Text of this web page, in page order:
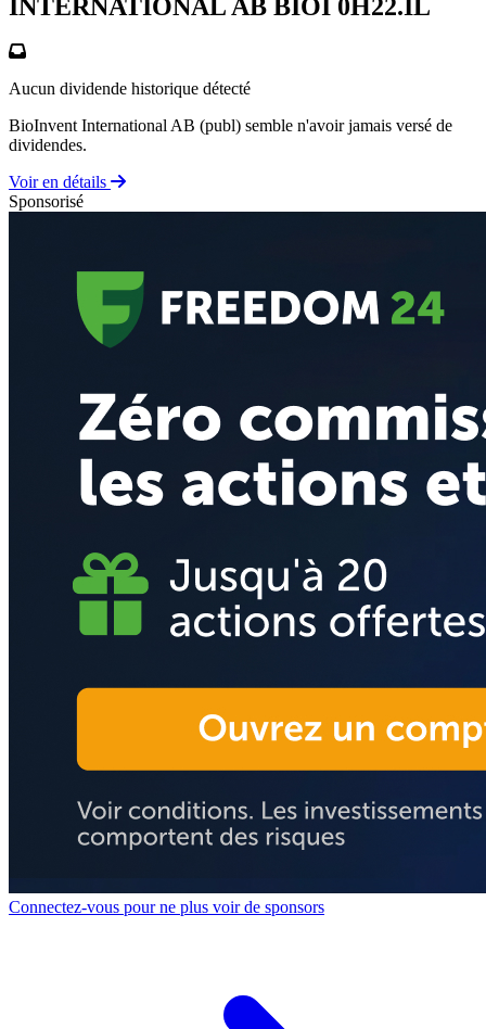
INTERNATIONAL AB BIOI 0H22.IL
Aucun dividende historique détecté
BioInvent International AB (publ) semble n'avoir jamais versé de
dividendes.
Voir en détails
Sponsorisé
Connectez-vous pour ne plus voir de sponsors